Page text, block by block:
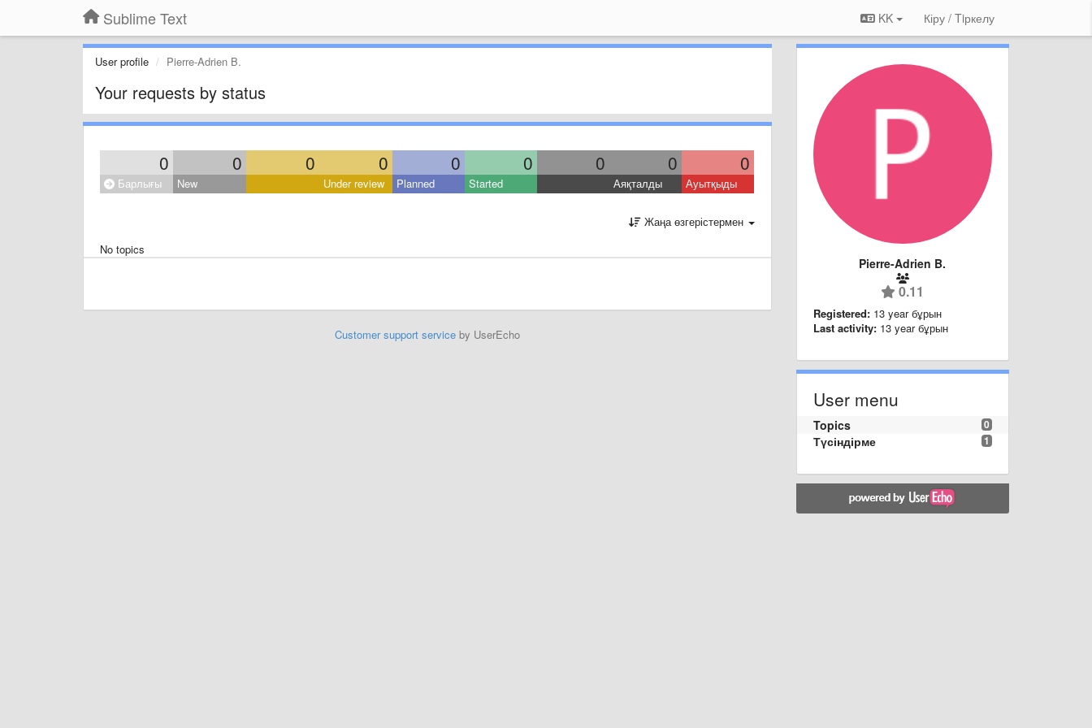
Sublime Text KK Кіру / Tiркелу
User profile Pierre-Adrien B.
Your requests by status
0 0 0 0 0 0 0 0 0
Барлығы New Under review Planned Started Аяқталды Ауытқыды
Жаңа өзгерістермен
No topics
Customer support serviceby UserEcho
Pierre-Adrien B.
0.11
Registered: 13 year бұрын
Last activity: 13 year бұрын
User menu
0
Topics
1
Түсіндірме